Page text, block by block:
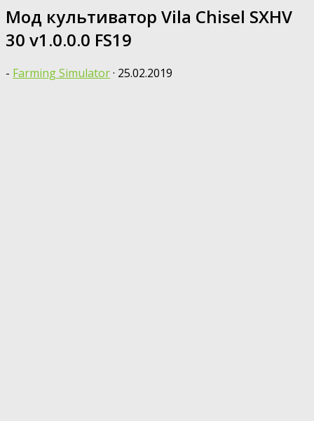
Moд культиватор Vila Chisel SXHV
30 v1.0.0.0 FS19
- Farming Simulator· 25.02.2019